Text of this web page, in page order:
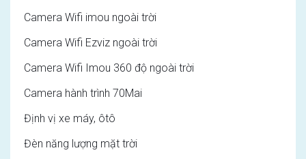
Camera Wifi imou ngoài trời
Camera Wifi Ezviz ngoài trời
Camera Wifi Imou 360 độ ngoài trời
Camera hành trình 70Mai
Định vị xe máy, ôtô
Đèn năng lượng mặt trời